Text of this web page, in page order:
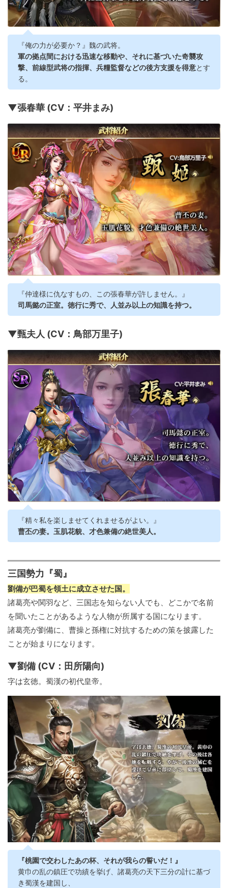
『俺の力が必要か？』魏の武将。
軍の拠点間における迅速な移動や、それに基づいた奇襲攻
撃、前線型武将の指揮、兵糧監督などの後方支援を得意とす
る。
▼張春華 (CV：平井まみ)
『仲達様に仇なすもの、この張春華が許しません。』
司馬懿の正室。徳行に秀で、人並み以上の知識を持つ。
▼甄夫人 (CV：鳥部万里子)
『精々私を楽しませてくれませるがよい。』
曹丕の妻。玉肌花貌、才色兼備の絶世美人。
三国勢力『蜀』
劉備が巴蜀を領土に成立させた国。
諸葛亮や関羽など、三国志を知らない人でも、どこかで名前
を聞いたことがあるような人物が所属する国になります。
諸葛亮が劉備に、曹操と孫権に対抗するための策を披露した
ことが始まりになります。
▼劉備 (CV：田所陽向)
字は玄徳。蜀漢の初代皇帝。
『桃園で交わしたあの杯、それが我らの誓いだ！』
黄巾の乱の鎮圧で功績を挙げ、諸葛亮の天下三分の計に基づ
き蜀漢を建国し、